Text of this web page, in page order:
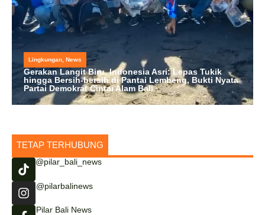
Lingkungan News
Gerakan Langit Biru, Indonesia Asri: Lepas Tukik
hingga Bersih-bersih di Pantai Lembeng, Bukti Nyata
Partai Demokrat Cintai Alam Bali
TETAP TERHUBUNG
@pilar_bali_news
@pilarbalinews
Pilar Bali News